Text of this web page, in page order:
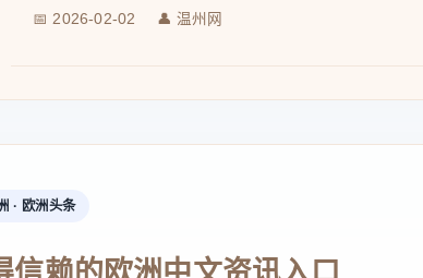
📅 2026-02-02 👤 温州网
· 欧洲头条